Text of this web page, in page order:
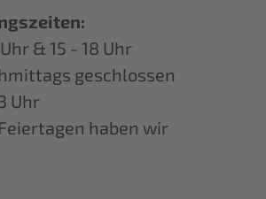
& 15 - 18 Uhr
geschlossen
Uhr
haben wir